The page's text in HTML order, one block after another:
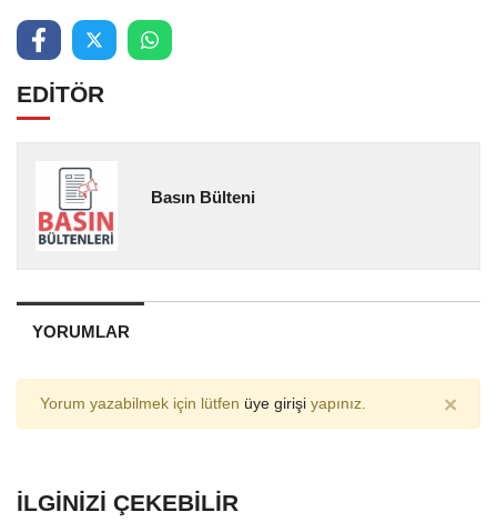
EDİTÖR
Basın Bülteni
YORUMLAR
Yorum yazabilmek için lütfen üye girişi yapınız. ×
İLGINIZI ÇEKEBILIR